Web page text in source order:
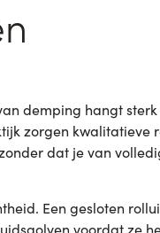
demping hangt
zorgen kwalitatieve
dat je van
Een gesloten
voordat ze